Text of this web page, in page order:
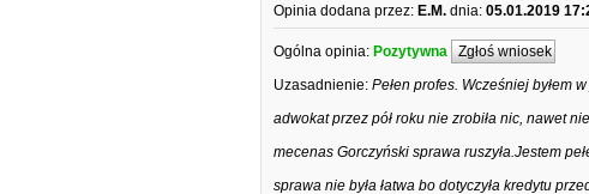
Opinia dodana przez: E.M. dnia: 05.01.2019
Ogólna opinia: Pozytywna Zgłoś wniosek
Uzasadnienie: Pełen profes. Wcześniej byłem
adwokat przez pół roku nie zrobiła nic, nawet
mecenas Gorczyński sprawa ruszyła.Jestem
sprawa nie była łatwa bo dotyczyła kredytu